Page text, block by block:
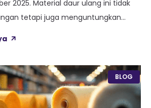
2025. Material daur ulang ini tidak
tetapi juga menguntungkan
penting bagi pelaku industri
recycled adalah material tekstil yang
BLOG